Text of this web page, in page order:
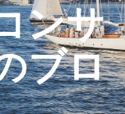
ンサ
ブロ